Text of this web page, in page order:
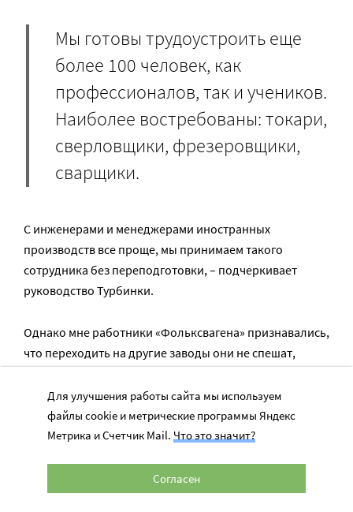
Мы готовы трудоустроить еще
более 100 человек, как
профессионалов, так и учеников.
Наиболее востребованы: токари,
сверловщики, фрезеровщики,
сварщики.
С инженерами и менеджерами иностранных
производств все проще, мы принимаем такого
сотрудника без переподготовки, – подчеркивает
руководство Турбинки.
Однако мне работники «Фольксвагена» признавались,
что переходить на другие заводы они не спешат,
порядок ниже, нет многих соцгарантий, которые
предоставлялись на иностранных предприятиях. Да и
сами калужские заводы даже при наличии 200
Для улучшения работы сайта мы используем
файлы cookie и метрические программы Яндекс
Метрика и Счетчик Mail. Что это значит?
Согласен